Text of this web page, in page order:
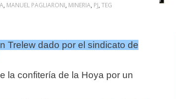
, MANUEL PAGLIARONI, MINERIA, PJ, TEG
Trelew dado por el sindicato de
la confitería de la Hoya por un